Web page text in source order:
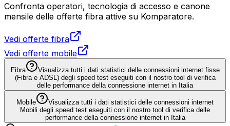
Confronta operatori, tecnologia di accesso e canone
mensile delle offerte fibra attive su Komparatore.
Vedi offerte fibra
Vedi offerte mobile
Fibra
Visualizza tutti i dati statistici delle connessioni internet fisse
(Fibra e ADSL) degli speed test eseguiti con il nostro tool di verifica
delle performance della connessione internet in Italia
Mobile
Visualizza tutti i dati statistici delle connessioni internet
Mobili degli speed test eseguiti con il nostro tool di verifica delle
performance della connessione internet in Italia